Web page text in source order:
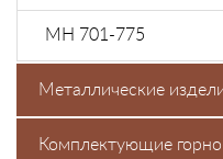
МН 701-775
Металлические
Комплектующие